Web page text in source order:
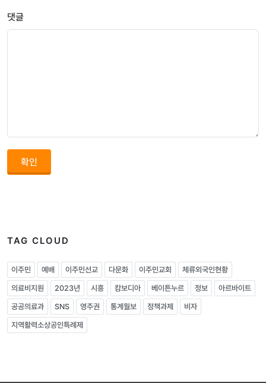
댓글
확인
TAG CLOUD
이주민 예배 이주민선교 다문화 이주민교회 체류외국인현황
의료비지원 2023년 시흥 캄보디아 베이튼누르 정보 아르바이트
공공의료과 SNS 영주권 통계월보 정책과제 비자
지역활력소상공인특례제